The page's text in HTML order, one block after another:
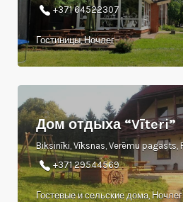
+371 64522307
Гостиницы, Ночлег
Дом отдыха “Vīteri”
+371 29544569
Гостевые и сельские дома, Ночлег